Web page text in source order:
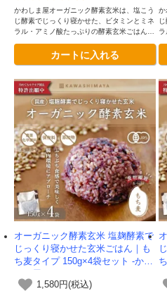
かわしま屋オーガニック酵素玄米は、塩こう
じ酵素でじっくり寝かせた、ビタミンとミネ
ラル・アミノ酸たっぷりの酵素玄米ごはんで
しくなりました。カートに入れる
か
オーガニック酵素玄米 塩麹酵素で
じっくり寝かせた玄米ごはん｜も
ち麦タイプ 150g×4袋セット -かわ
1,580円(税込)